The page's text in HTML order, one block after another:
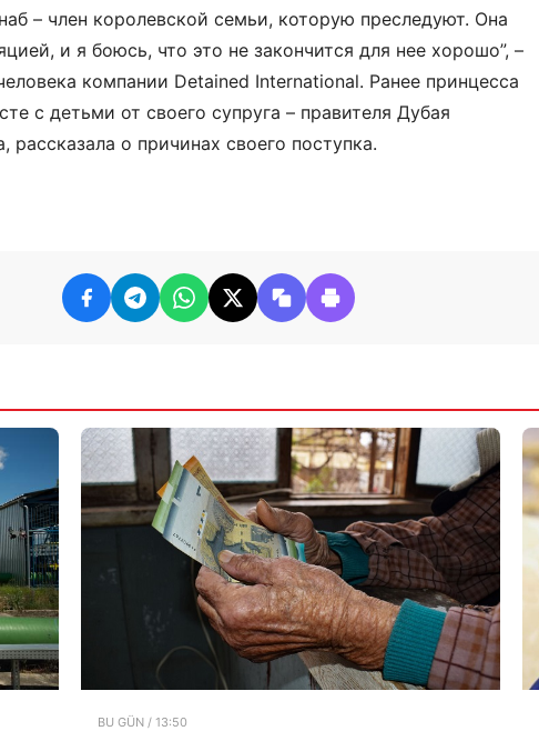
– член королевской семьи, которую преследуют. Она
и я боюсь, что это не закончится для нее хорошо”, –
компании Detained International. Ранее принцесса
с детьми от своего супруга – правителя Дубая
о причинах своего поступка.
BU GÜN / 13:50